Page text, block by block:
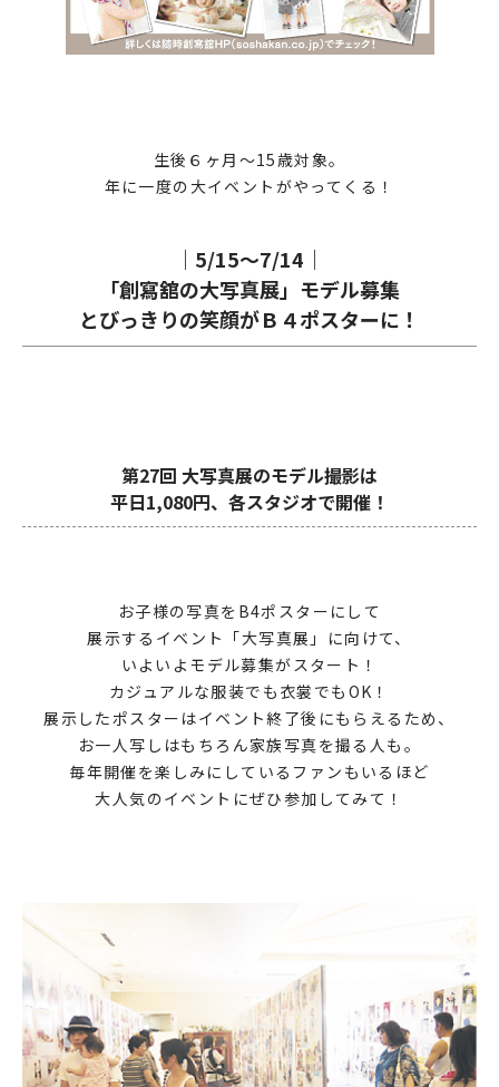
生後６ヶ月～15歳対象。
年に一度の大イベントがやってくる！
｜5/15～7/14｜
「創寫舘の大写真展」モデル募集
とびっきりの笑顔がＢ４ポスターに！
第27回 大写真展のモデル撮影は
平日1,080円、各スタジオで開催！
お子様の写真をB4ポスターにして
展示するイベント「大写真展」に向けて、
いよいよモデル募集がスタート！
カジュアルな服装でも衣裳でもOK！
展示したポスターはイベント終了後にもらえるため、
お一人写しはもちろん家族写真を撮る人も。
毎年開催を楽しみにしているファンもいるほど
大人気のイベントにぜひ参加してみて！